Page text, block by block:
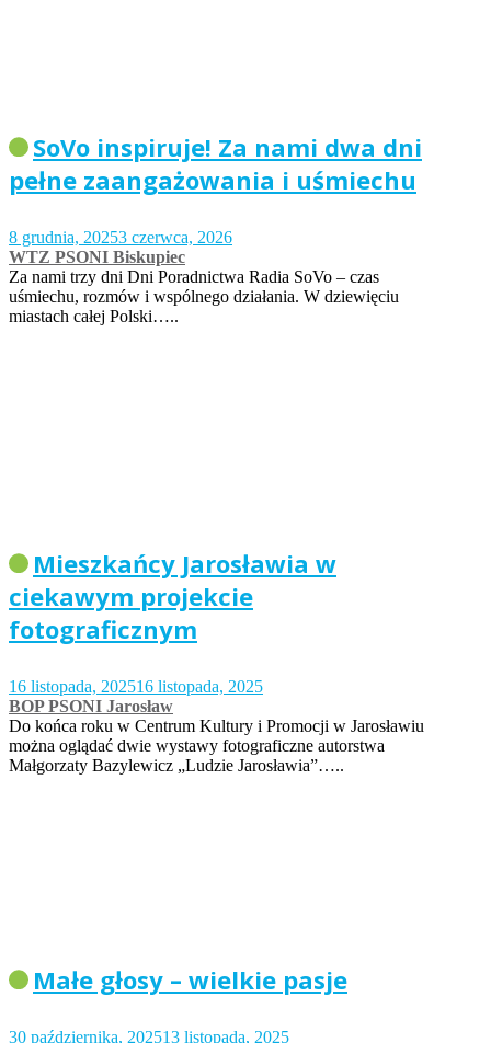
SoVo inspiruje! Za nami dwa dni
pełne zaangażowania i uśmiechu
8 grudnia, 20253 czerwca, 2026
WTZ PSONI Biskupiec
Za nami trzy dni Dni Poradnictwa Radia SoVo – czas
uśmiechu, rozmów i wspólnego działania. W dziewięciu
miastach całej Polski…..
Mieszkańcy Jarosławia w
ciekawym projekcie
fotograficznym
16 listopada, 202516 listopada, 2025
BOP PSONI Jarosław
Do końca roku w Centrum Kultury i Promocji w Jarosławiu
można oglądać dwie wystawy fotograficzne autorstwa
Małgorzaty Bazylewicz „Ludzie Jarosławia”…..
Małe głosy – wielkie pasje
30 października, 202513 listopada, 2025